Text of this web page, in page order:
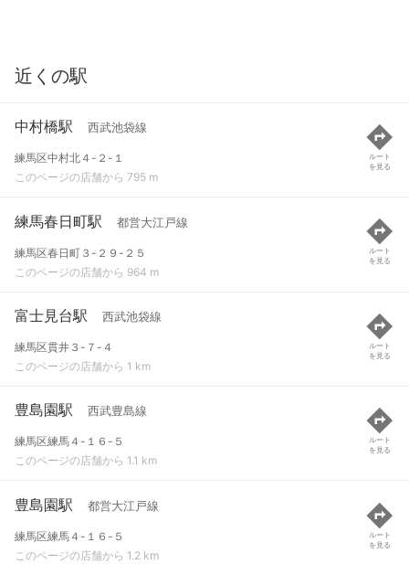
近くの駅
中村橋駅 西武池袋線
練馬区中村北４-２-１
このページの店舗から 795 m
ルート
を見る
練馬春日町駅 都営大江戸線
練馬区春日町３-２９-２５
このページの店舗から 964 m
ルート
を見る
富士見台駅 西武池袋線
練馬区貫井３-７-４
このページの店舗から 1 km
ルート
を見る
豊島園駅 西武豊島線
練馬区練馬４-１６-５
このページの店舗から 1.1 km
ルート
を見る
豊島園駅 都営大江戸線
練馬区練馬４-１６-５
このページの店舗から 1.2 km
ルート
を見る